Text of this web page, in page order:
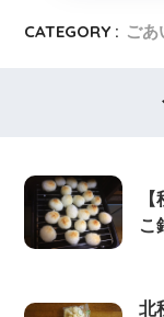
CATEGORY : ごあ
こ
北